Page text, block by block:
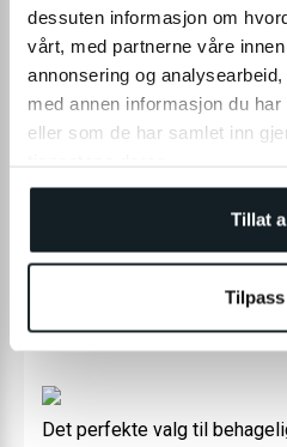
dessuten informasjon om
vårt, med partnerne våre
annonsering og
med annen informasjon du
eller som de har samlet inn
Tillat
Tilpass
TILFØJ TIL
Leverans:
På lager
Tilgængelig i 1 butiker
Fri levering fra
2-4 dages
Det perfekte valg til